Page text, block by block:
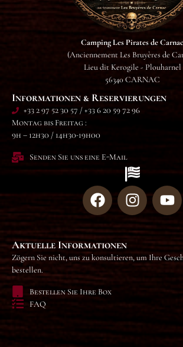
Camping Les Pirates de Carnac
(Anciennement Les Bruyères de
Lieu dit Kerogile - Plouharnel
56340 CARNAC
Informationen & Reservierungen
+33 2 97 52 30 57 / +33 6 20 59 72 96
Montag bis Freitag :
9h – 12h30 / 14h30-19h00
Senden Sie uns eine E-Mail
Aktuelle Informationen
Zögern Sie nicht, uns zu konsultieren, um Ihre
bestellen.
Bestellen Sie Ihre Box
FAQ